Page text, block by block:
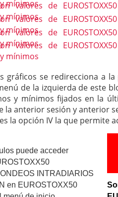
gráficos se redirecciona a
de la izquierda de este
y mínimos fijados en la
la anterior sesión y anterior
la opción IV la que permite
puede acceder
INTRADIARIOS
en EUROSTOXX50